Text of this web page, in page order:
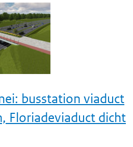
busstation viaduct
Floriadeviaduct dicht